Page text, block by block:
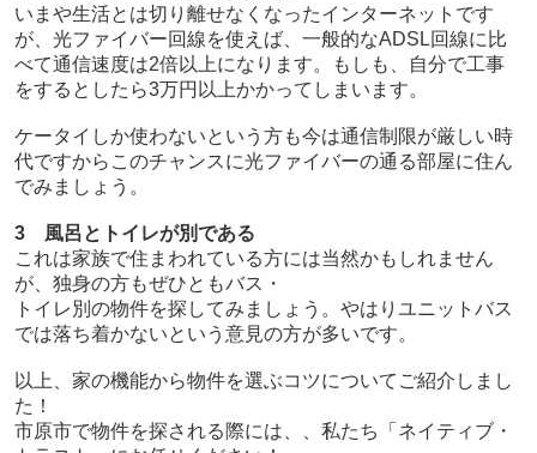
いまや生活とは切り離せなくなったインターネットです
が、光ファイバー回線を使えば、一般的なADSL回線に比
べて通信速度は2倍以上になります。もしも、自分で工事
をするとしたら3万円以上かかってしまいます。
ケータイしか使わないという方も今は通信制限が厳しい時
代ですからこのチャンスに光ファイバーの通る部屋に住ん
でみましょう。
3 風呂とトイレが別である
これは家族で住まわれている方には当然かもしれません
が、独身の方もぜひともバス・
トイレ別の物件を探してみましょう。やはりユニットバス
では落ち着かないという意見の方が多いです。
以上、家の機能から物件を選ぶコツについてご紹介しまし
た！
市原市で物件を探される際には、、私たち「ネイティブ・